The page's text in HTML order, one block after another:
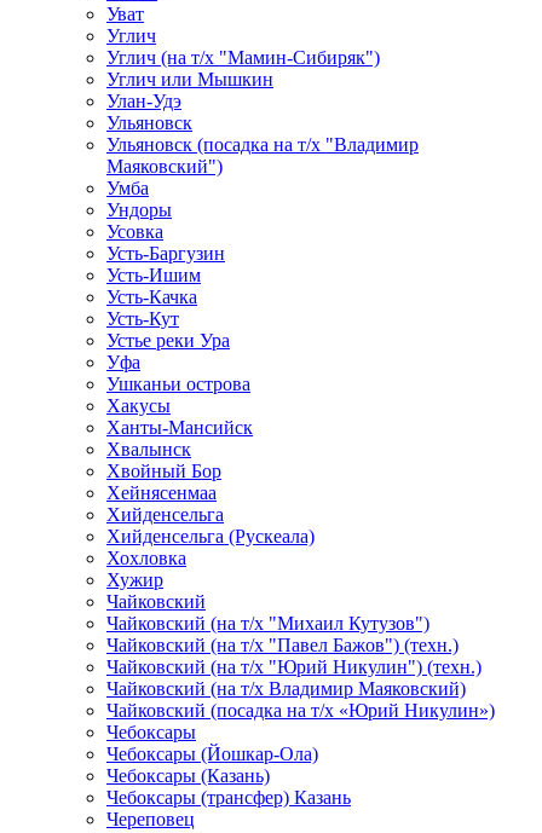
Уват
Углич
Углич (на т/х "Мамин-Сибиряк")
Углич или Мышкин
Улан-Удэ
Ульяновск
Ульяновск (посадка на т/х "Владимир
Маяковский")
Умба
Ундоры
Усовка
Усть-Баргузин
Усть-Ишим
Усть-Качка
Усть-Кут
Устье реки Ура
Уфа
Ушканьи острова
Хакусы
Ханты-Мансийск
Хвалынск
Хвойный Бор
Хейнясенмаа
Хийденсельга
Хийденсельга (Рускеала)
Хохловка
Хужир
Чайковский
Чайковский (на т/х "Михаил Кутузов")
Чайковский (на т/х "Павел Бажов") (техн.)
Чайковский (на т/х "Юрий Никулин") (техн.)
Чайковский (на т/х Владимир Маяковский)
Чайковский (посадка на т/х «Юрий Никулин»)
Чебоксары
Чебоксары (Йошкар-Ола)
Чебоксары (Казань)
Чебоксары (трансфер) Казань
Череповец